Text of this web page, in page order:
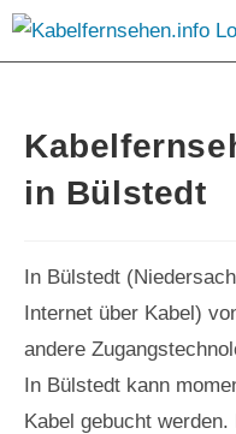
in Bülstedt
In Bülstedt
Internet über Kabel)
andere
In Bülstedt kann
Kabel gebucht